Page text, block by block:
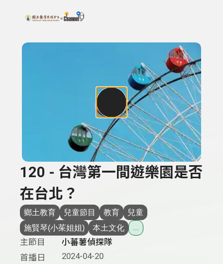
上方功能區塊
搜尋關鍵字：可輸入節目名稱、主持人或關鍵字
120 - 台灣第一間遊樂園是否
在台北？
鄉土教育 兒童節目 教育
兒童
施賢琴(小茱姐姐)
本土文化
主節目
小蕃薯偵探隊
首播日
2024-04-20